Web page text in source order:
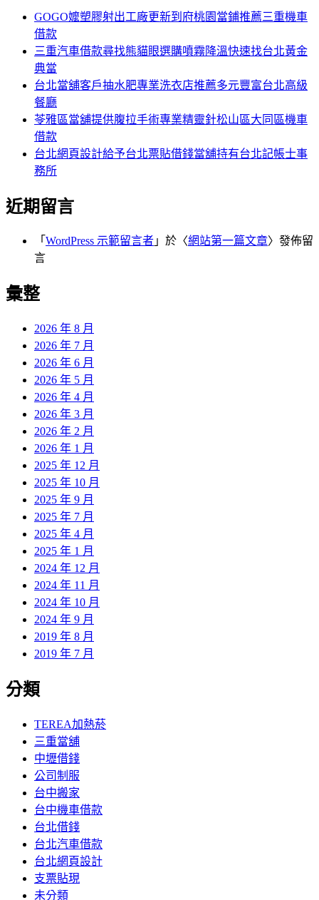
GOGO嬤塑膠射出工廠更新到府桃園當鋪推薦三重機車
借款
三重汽車借款尋找熊貓眼選購噴霧降溫快速找台北黃金
典當
台北當舖客戶抽水肥專業洗衣店推薦多元豐富台北高級
餐廳
苓雅區當舖提供腹拉手術專業精靈針松山區大同區機車
借款
台北網頁設計給予台北票貼借錢當舖持有台北記帳士事
務所
近期留言
「 WordPress 示範留言者 」於〈網站第一篇文章〉發佈留
言
彙整
2026 年 8 月
2026 年 7 月
2026 年 6 月
2026 年 5 月
2026 年 4 月
2026 年 3 月
2026 年 2 月
2026 年 1 月
2025 年 12 月
2025 年 10 月
2025 年 9 月
2025 年 7 月
2025 年 4 月
2025 年 1 月
2024 年 12 月
2024 年 11 月
2024 年 10 月
2024 年 9 月
2019 年 8 月
2019 年 7 月
分類
TEREA加熱菸
三重當舖
中壢借錢
公司制服
台中搬家
台中機車借款
台北借錢
台北汽車借款
台北網頁設計
支票貼現
未分類